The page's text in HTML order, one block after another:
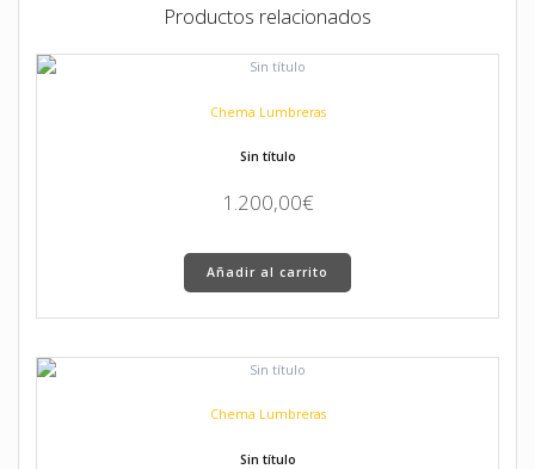
Productos relacionados
Chema Lumbreras
Sin título
1.200,00€
Añadir al carrito
Chema Lumbreras
Sin título